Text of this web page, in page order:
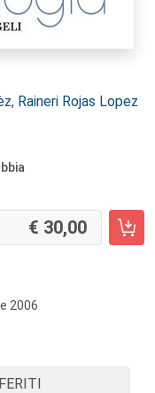
, Raineri Rojas Lopez
30,00
2006